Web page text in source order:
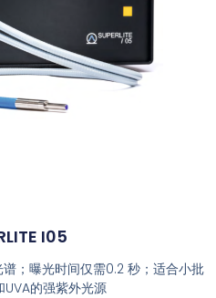
I05
；曝光时间仅需0.2 秒；适合小批
UVA的强紫外光源